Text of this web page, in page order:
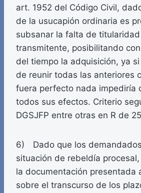
art. 1952 del Código Civil,
de la usucapión ordinaria es
subsanar la falta de
transmitente, posibilitando
del tiempo la adquisición, ya
de reunir todas las anteriores
fuera perfecto nada impediría
todos sus efectos. Criterio
DGSJFP entre otras en R de
6) Dado que los
situación de rebeldía
la documentación presentada
sobre el transcurso de los